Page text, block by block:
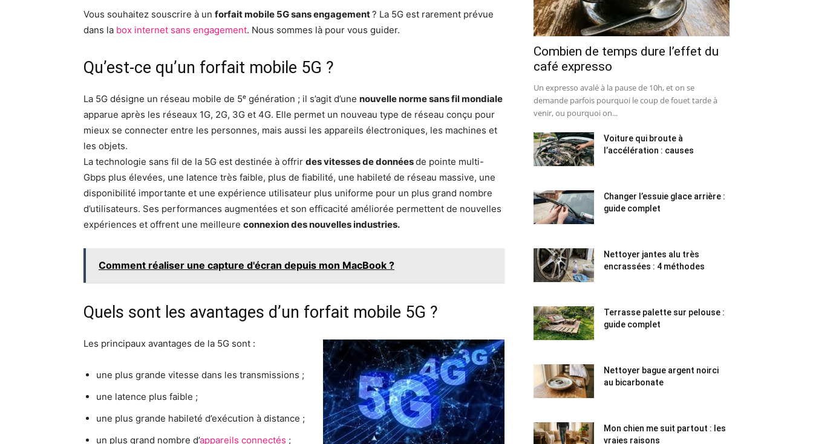
Vous souhaitez souscrire à un forfait mobile 5G sans engagement? La 5G est rarement prévue
dans la box internet sans engagement. Nous sommes là pour vous guider.
Qu’est-ce qu’un forfait mobile 5G ?
La 5G désigne un réseau mobile de 5ᵉ génération ; il s’agit d’une nouvelle norme sans fil mondiale
apparue après les réseaux 1G, 2G, 3G et 4G. Elle permet un nouveau type de réseau conçu pour
mieux se connecter entre les personnes, mais aussi les appareils électroniques, les machines et
les objets.
La technologie sans fil de la 5G est destinée à offrir des vitesses de donnéesde pointe multi-
Gbps plus élevées, une latence très faible, plus de fiabilité, une habileté de réseau massive, une
disponibilité importante et une expérience utilisateur plus uniforme pour un plus grand nombre
d’utilisateurs. Ses performances augmentées et son efficacité améliorée permettent de nouvelles
expériences et offrent une meilleure connexion des nouvelles industries.
Comment réaliser une capture d'écran depuis mon MacBook ?
Quels sont les avantages d’un forfait mobile 5G ?
Les principaux avantages de la 5G sont :
une plus grande vitesse dans les transmissions ;
une latence plus faible ;
une plus grande habileté d’exécution à distance ;
un plus grand nombre d’appareils connectés ;
Combien de temps dure l’effet du
café expresso
Un expresso avalé à la pause de 10h, et on se
demande parfois pourquoi le coup de fouet tarde à
venir, ou pourquoi on...
Voiture qui broute à
l’accélération : causes
Changer l’essuie glace arrière :
guide complet
Nettoyer jantes alu très
encrassées : 4 méthodes
Terrasse palette sur pelouse :
guide complet
Nettoyer bague argent noirci
au bicarbonate
Mon chien me suit partout : les
vraies raisons